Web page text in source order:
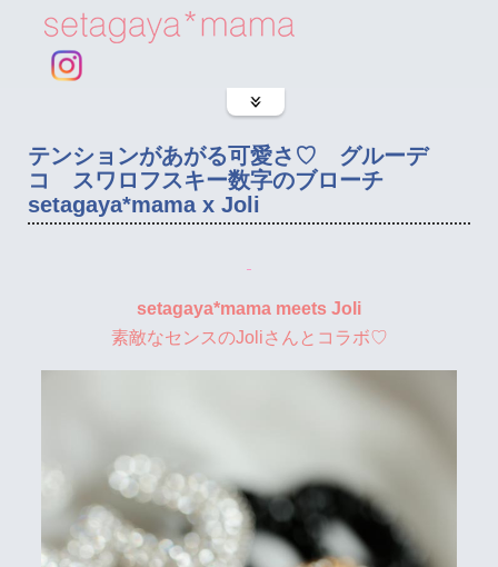
テンションがあがる可愛さ♡ グルーデ
コ スワロフスキー数字のブローチ
setagaya*mama x Joli
setagaya*mama meets Joli
素敵なセンスのJoliさんとコラボ♡